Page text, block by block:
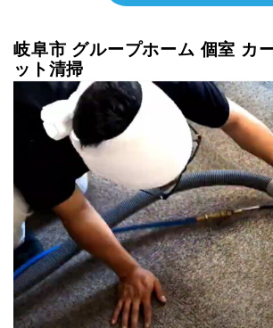
岐阜市 グループホーム 個室 カ
ット清掃